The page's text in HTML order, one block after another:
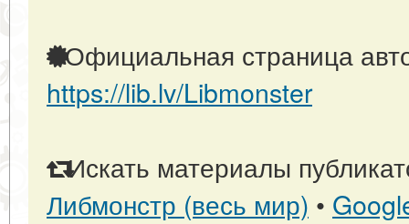
Официальная страница
https://lib.lv/Libmonster
Искать материалы
Либмонстр (весь мир) •